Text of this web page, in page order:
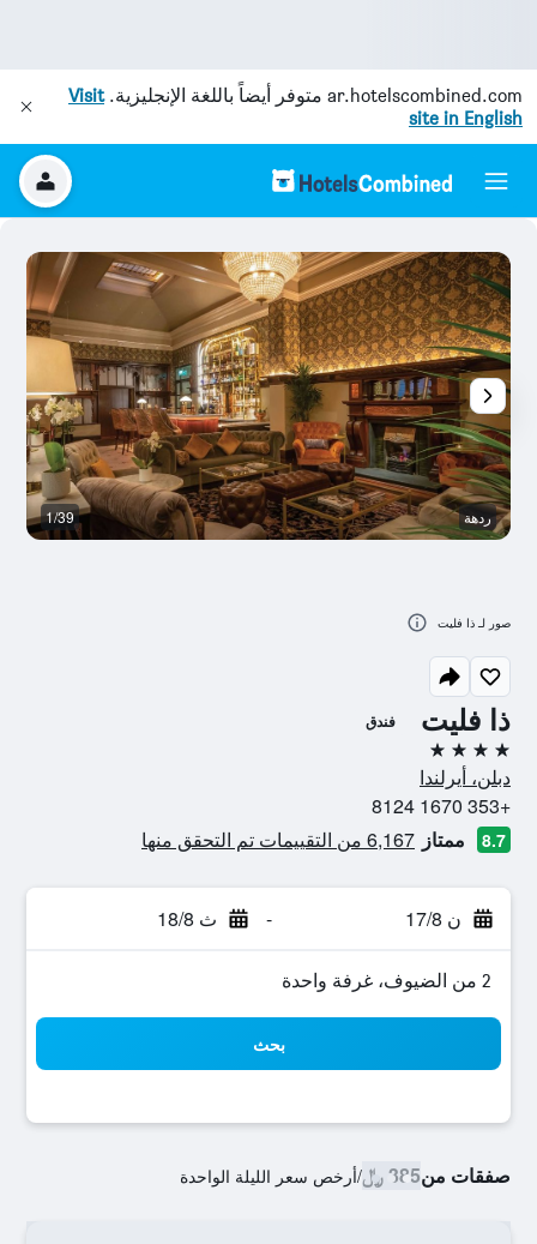
ar.hotelscombined.com متوفر أيضاً باللغة الإنجليزية.Visit
site in English
ذا فليت فندق
4 نجوم
دبلن، أيرلندا
+353 1670 8124
8.7 ممتاز 6,167 من التقييمات تم التحقق منها
ن 17/8 - ث 18/8
2 من الضيوف، غرفة واحدة
بحث
صفقات من385 ﷼ /أرخص سعر الليلة الواحدة
ردهة 1/39
صور لـ ذا فليت